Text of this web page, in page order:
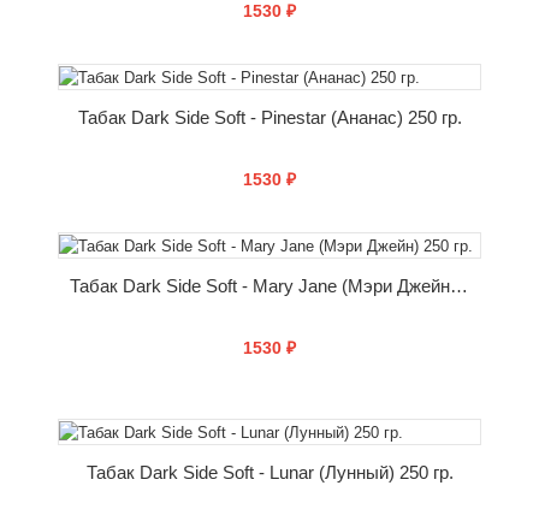
1530 ₽
КУПИТЬ
Табак Dark Side Soft - Pinestar (Ананас) 250 гр.
1530 ₽
КУПИТЬ
Табак Dark Side Soft - Mary Jane (Мэри Джейн) 250 гр.
1530 ₽
КУПИТЬ
Табак Dark Side Soft - Lunar (Лунный) 250 гр.